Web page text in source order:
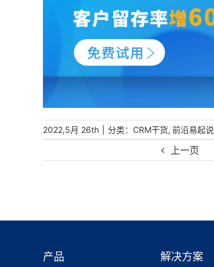
上一页
2022,5月 26th | 分类： CRM干货, 前沿易起说
产品 解决方案